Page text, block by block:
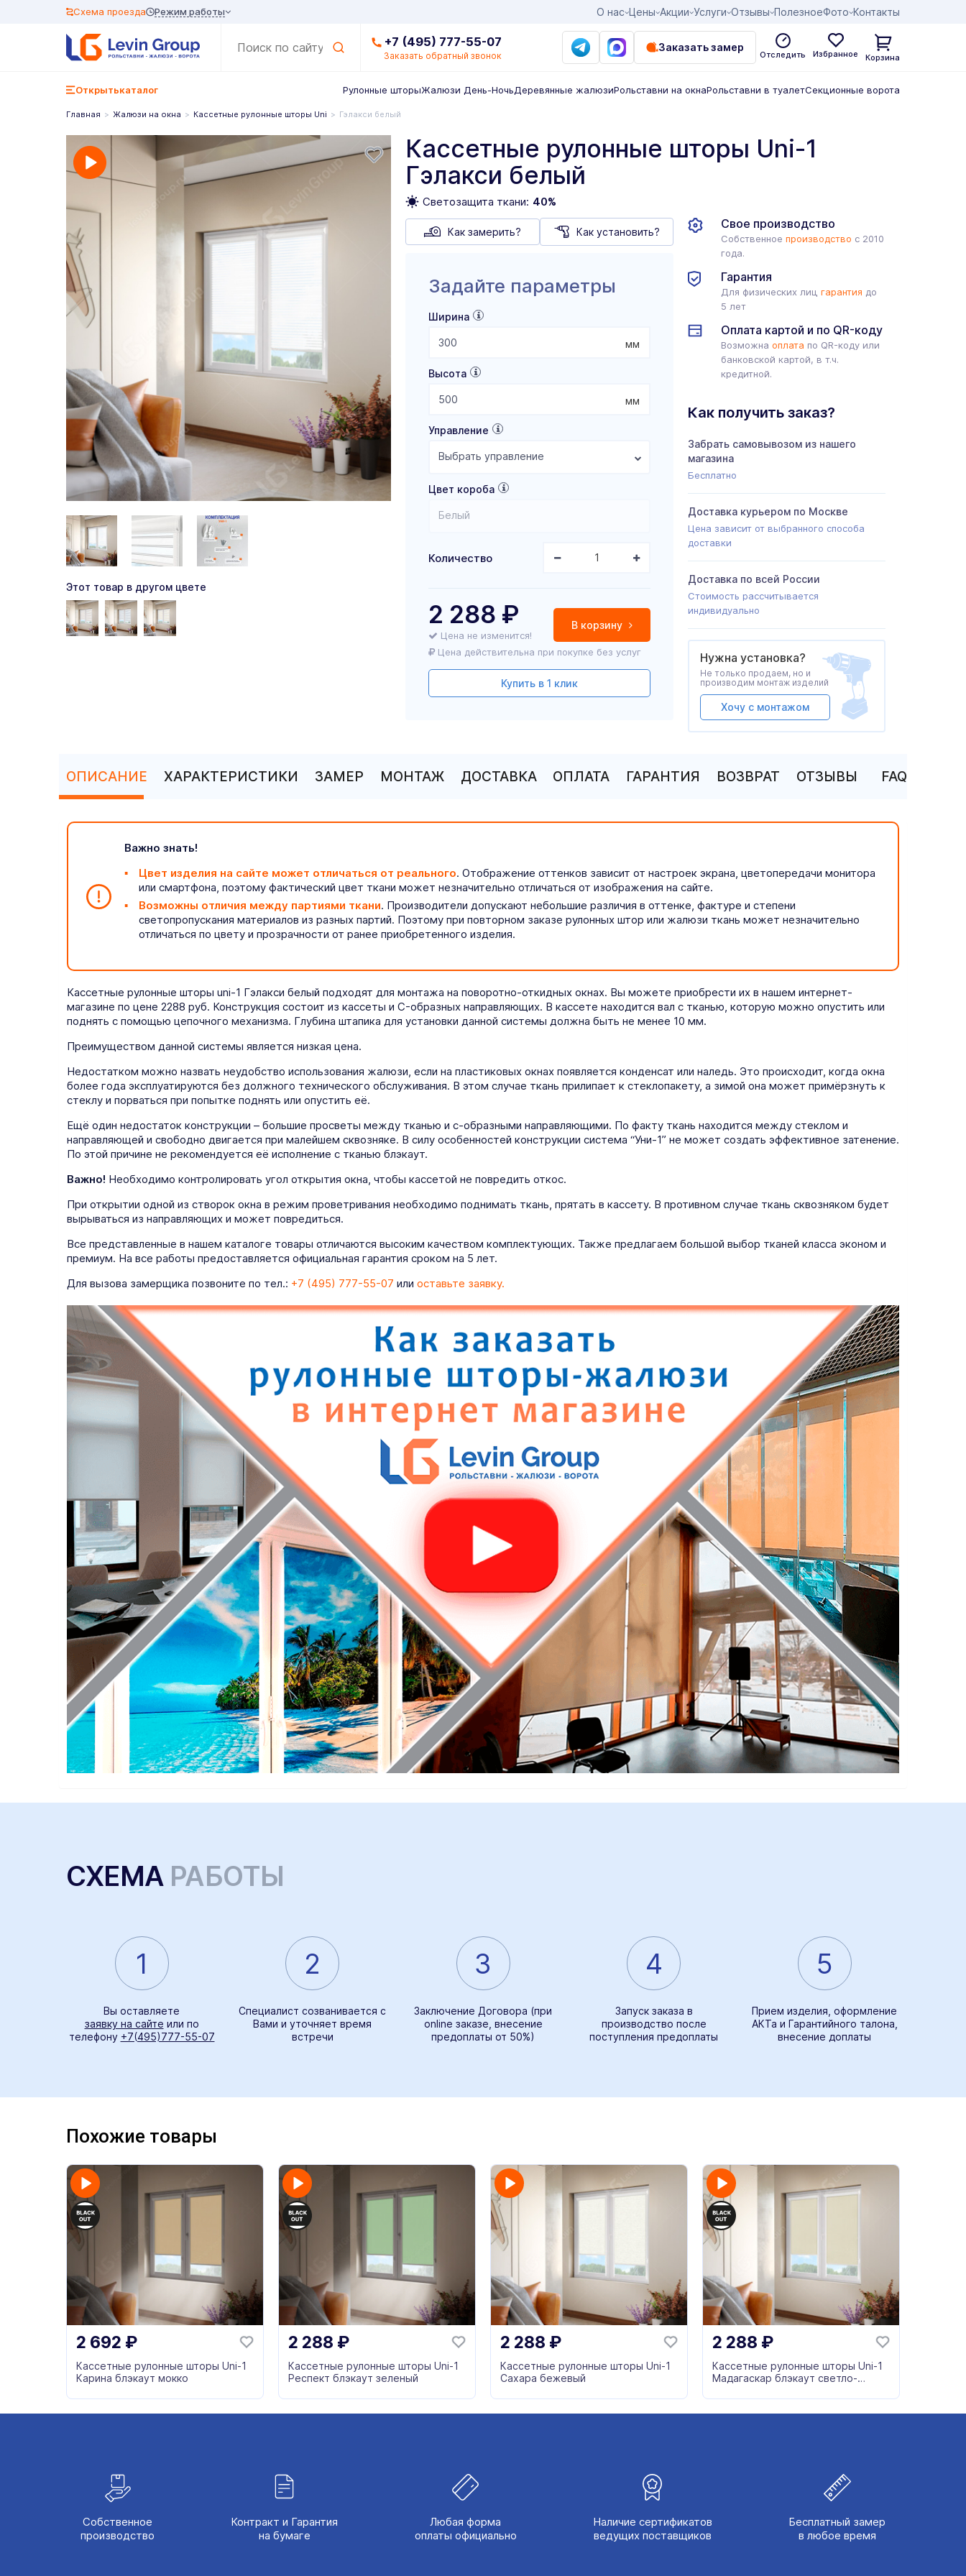
О нас Цены Акции Услуги Отзывы ПолезноеФото Контакты
Схема проезда Режим работы
+7 (495) 777-55-07
Заказать обратный звонок
Заказать замер
Отследить Избранное Корзина
Открытькаталог Рулонные шторыЖалюзи День-НочьДеревянные жалюзиРольставни на окнаРольставни в туалетСекционные ворота
Главная Жалюзи на окна Кассетные рулонные шторы Uni Гэлакси белый
Кассетные рулонные шторы Uni-1
Гэлакси белый
Светозащита ткани: 40%
Этот товар в другом цвете
Как замерить? Как установить?
Задайте параметры
Ширина
мм
Высота
мм
Управление
Выбрать управление
Цвет короба
Белый
Количество
В корзину
2 288 ₽
Цена не изменится!
Цена действительна при покупке без услуг
Купить в 1 клик
Свое производство
Собственноепроизводство с 2010
года.
Гарантия
Для физических лицгарантия до
5 лет
Оплата картой и по QR-коду
Возможнаоплата по QR-коду или
банковской картой, в т.ч.
кредитной.
Как получить заказ?
Забрать самовывозом из нашего
магазина
Бесплатно
Доставка курьером по Москве
Цена зависит от выбранного способа
доставки
Доставка по всей России
Стоимость рассчитывается
индивидуально
Нужна установка?
Не только продаем, но и
производим монтаж изделий
Хочу с монтажом
ОПИСАНИЕ ХАРАКТЕРИСТИКИ ЗАМЕР МОНТАЖ ДОСТАВКА ОПЛАТА ГАРАНТИЯ ВОЗВРАТ ОТЗЫВЫ FAQ
Важно знать!
Цвет изделия на сайте может отличаться от реального. Отображение оттенков зависит от настроек экрана, цветопередачи монитора
или смартфона, поэтому фактический цвет ткани может незначительно отличаться от изображения на сайте.
Возможны отличия между партиями ткани. Производители допускают небольшие различия в оттенке, фактуре и степени
светопропускания материалов из разных партий. Поэтому при повторном заказе рулонных штор или жалюзи ткань может незначительно
отличаться по цвету и прозрачности от ранее приобретенного изделия.
Кассетные рулонные шторы uni-1 Гэлакси белый подходят для монтажа на поворотно-откидных окнах. Вы можете приобрести их в нашем интернет-
магазине по цене 2288 руб. Конструкция состоит из кассеты и C-образных направляющих. В кассете находится вал с тканью, которую можно опустить или
поднять с помощью цепочного механизма. Глубина штапика для установки данной системы должна быть не менее 10 мм.
Преимуществом данной системы является низкая цена.
Недостатком можно назвать неудобство использования жалюзи, если на пластиковых окнах появляется конденсат или наледь. Это происходит, когда окна
более года эксплуатируются без должного технического обслуживания. В этом случае ткань прилипает к стеклопакету, а зимой она может примёрзнуть к
стеклу и порваться при попытке поднять или опустить её.
Ещё один недостаток конструкции – большие просветы между тканью и с-образными направляющими. По факту ткань находится между стеклом и
направляющей и свободно двигается при малейшем сквозняке. В силу особенностей конструкции система “Уни-1” не может создать эффективное затенение.
По этой причине не рекомендуется её исполнение с тканью блэкаут.
Важно! Необходимо контролировать угол открытия окна, чтобы кассетой не повредить откос.
При открытии одной из створок окна в режим проветривания необходимо поднимать ткань, прятать в кассету. В противном случае ткань сквозняком будет
вырываться из направляющих и может повредиться.
Все представленные в нашем каталоге товары отличаются высоким качеством комплектующих. Также предлагаем большой выбор тканей класса эконом и
премиум. На все работы предоставляется официальная гарантия сроком на 5 лет.
Для вызова замерщика позвоните по тел.: +7 (495) 777-55-07 или оставьте заявку.
СХЕМА РАБОТЫ
1
Вы оставляете
заявку на сайте или по
телефону +7(495)777-55-07
2
Специалист созванивается с
Вами и уточняет время
встречи
3
Заключение Договора (при
online заказе, внесение
предоплаты от 50%)
4
Запуск заказа в
производство после
поступления предоплаты
5
Прием изделия, оформление
АКТа и Гарантийного талона,
внесение доплаты
Похожие товары
2 692 ₽
Кассетные рулонные шторы Uni-1
Карина блэкаут мокко
2 288 ₽
Кассетные рулонные шторы Uni-1
Респект блэкаут зеленый
2 288 ₽
Кассетные рулонные шторы Uni-1
Сахара бежевый
2 288 ₽
Кассетные рулонные шторы Uni-1
Мадагаскар блэкаут светло-
Собственное
производство
Контракт и Гарантия
на бумаге
Любая форма
оплаты официально
Наличие сертификатов
ведущих поставщиков
Бесплатный замер
в любое время